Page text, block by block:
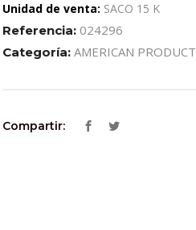
Unidad de venta: SACO 15 K
Referencia: 024296
Categoría: AMERICAN
Compartir: